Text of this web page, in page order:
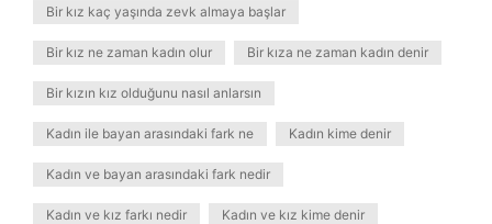
Bir kız kaç yaşında zevk almaya başlar
Bir kız ne zaman kadın olur Bir kıza ne zaman kadın denir
Bir kızın kız olduğunu nasıl anlarsın
Kadın ile bayan arasındaki fark ne Kadın kime denir
Kadın ve bayan arasındaki fark nedir
Kadın ve kız farkı nedir Kadın ve kız kime denir